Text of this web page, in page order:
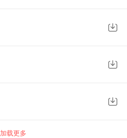
加载更多